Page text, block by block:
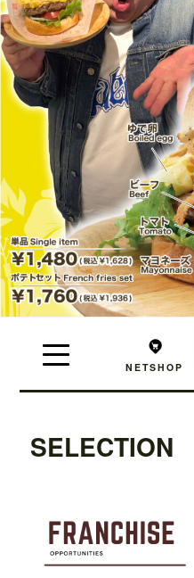
NETSHOP
SELECTION